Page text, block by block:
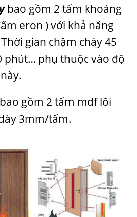
bao gồm 2 tấm khoáng
eron ) với khả năng
gian chậm cháy 45
phút… phụ thuộc vào độ
bao gồm 2 tấm mdf lõi
3mm/tấm.